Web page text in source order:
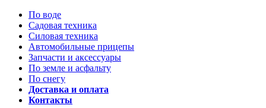
По воде
Садовая техника
Силовая техника
Автомобильные прицепы
Запчасти и аксессуары
По земле и асфальту
По снегу
Доставка и оплата
Контакты